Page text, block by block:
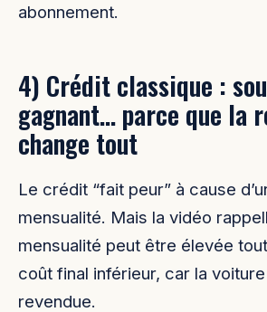
abonnement.
4) Crédit classique :
gagnant… parce que la
change tout
Le crédit “fait peur” à cause
mensualité. Mais la vidéo
mensualité peut être élevée
coût final inférieur, car la
revendue.